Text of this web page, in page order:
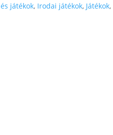
és játékok, Irodai játékok, Játékok,